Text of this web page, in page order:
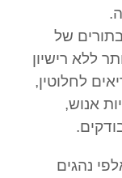
של
ללא רישיון
לחלוטין,
אנוש,
נהגים